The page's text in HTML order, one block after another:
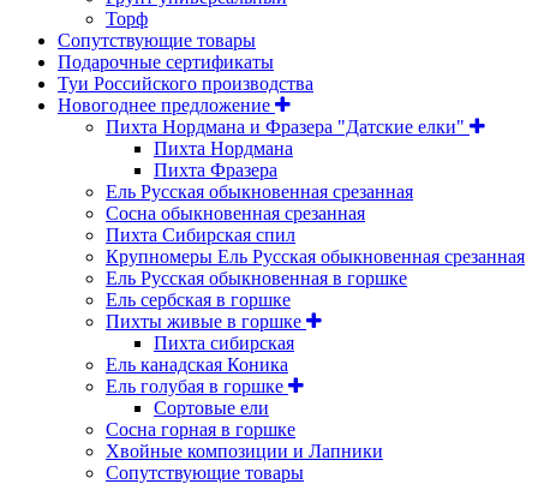
Торф
Сопутствующие товары
Подарочные сертификаты
Туи Российского производства
Новогоднее предложение
Пихта Нордмана и Фразера "Датские елки"
Пихта Нордмана
Пихта Фразера
Ель Русская обыкновенная срезанная
Сосна обыкновенная срезанная
Пихта Сибирская спил
Крупномеры Ель Русская обыкновенная срезанная
Ель Русская обыкновенная в горшке
Ель сербская в горшке
Пихты живые в горшке
Пихта сибирская
Ель канадская Коника
Ель голубая в горшке
Сортовые ели
Сосна горная в горшке
Хвойные композиции и Лапники
Сопутствующие товары